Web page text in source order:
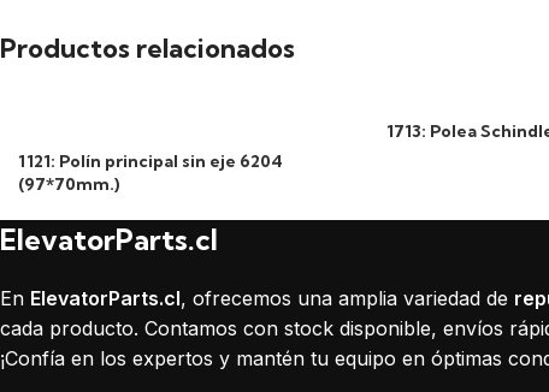
Productos relacionados
1121: Polín principal sin eje 6204
(97*70mm.)
1713: Polea
ElevatorParts.cl
En ElevatorParts.cl, ofrecemos una amplia variedad de
cada producto. Contamos con stock disponible, envíos
¡Confía en los expertos y mantén tu equipo en óptimas